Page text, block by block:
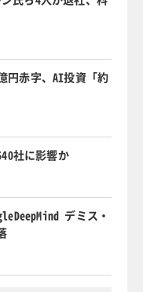
円赤字、AI投資「約
社に影響か
デミス・